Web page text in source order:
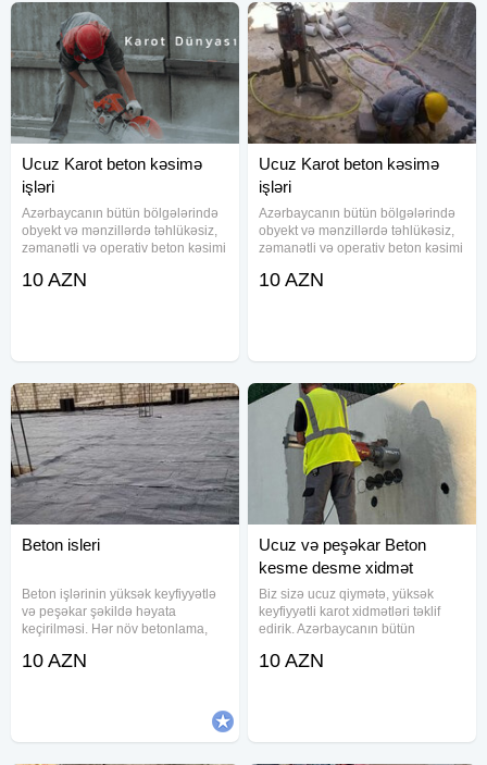
Ucuz Karot beton kəsimə
işləri
Azərbaycanın bütün bölgələrində
obyekt və mənzillərdə təhlükəsiz,
zəmanətli və operativ beton kəsimi
keçiririk.Beton kesen beton deşen
10 AZN
Ucuz Karot beton kəsimə
işləri
Azərbaycanın bütün bölgələrində
obyekt və mənzillərdə təhlükəsiz,
zəmanətli və operativ beton kəsimi
keçiririk.Beton kesen beton deşen
10 AZN
Beton isleri
Beton işlərinin yüksək keyfiyyətlə
və peşəkar şəkildə həyata
keçirilməsi. Hər növ betonlama,
hazırlanması, qəlib işləri və
10 AZN
Ucuz və peşəkar Beton
kesme desme xidmət
Biz sizə ucuz qiymətə, yüksək
keyfiyyətli karot xidmətləri təklif
edirik. Azərbaycanın bütün
mənzillərdə təhlükəsiz, zəmanətli
10 AZN